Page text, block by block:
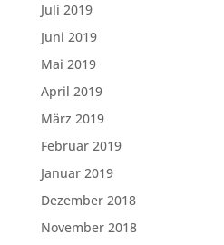
Juli 2019
Juni 2019
Mai 2019
April 2019
März 2019
Februar 2019
Januar 2019
Dezember 2018
November 2018